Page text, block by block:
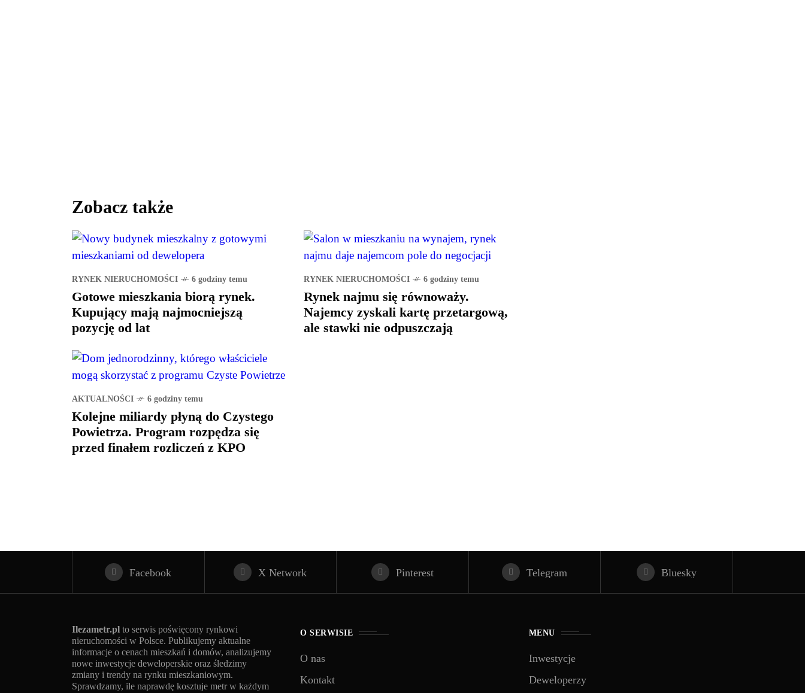
Zobacz także
RYNEK NIERUCHOMOŚCI 6 godziny temu
Gotowe mieszkania biorą rynek.
Kupujący mają najmocniejszą
pozycję od lat
RYNEK NIERUCHOMOŚCI 6 godziny temu
Rynek najmu się równoważy.
Najemcy zyskali kartę przetargową,
ale stawki nie odpuszczają
AKTUALNOŚCI 6 godziny temu
Kolejne miliardy płyną do Czystego
Powietrza. Program rozpędza się
przed finałem rozliczeń z KPO
Facebook X Network Pinterest Telegram Bluesky
Ilezametr.pl to serwis poświęcony rynkowi
nieruchomości w Polsce. Publikujemy aktualne
informacje o cenach mieszkań i domów, analizujemy
nowe inwestycje deweloperskie oraz śledzimy
zmiany i trendy na rynku mieszkaniowym.
Sprawdzamy, ile naprawdę kosztuje metr w każdym
O SERWISIE
O nas
Kontakt
MENU
Inwestycje
Deweloperzy